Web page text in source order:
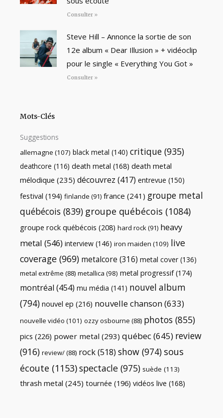
Consulter »
Steve Hill – Annonce la sortie de son
12e album « Dear Illusion » + vidéoclip
pour le single « Everything You Got »
Consulter »
Mots-Clés
Suggestions
allemagne (107) black metal (140) critique (935)
deathcore (116) death metal (168) death metal
mélodique (235) découvrez (417) entrevue (150)
festival (194) finlande (91) france (241) groupe metal
québécois (839) groupe québécois (1084)
groupe rock québécois (208) hard rock(91) heavy
metal (546) interview (146) iron maiden (109) live
coverage (969) metalcore (316) metal cover (136)
metal extrême (88) metallica (98) metal progressif(174)
montréal (454) mu média (141) nouvel album
(794) nouvel ep (216) nouvelle chanson(633)
nouvelle vidéo (101) ozzy osbourne (88) photos (855)
pics (226) power metal (293) québec(645) review
(916) review/(88) rock(518) show (974) sous
écoute (1153)spectacle (975) suède (113)
thrash metal (245) tournée (196) vidéos live (168)